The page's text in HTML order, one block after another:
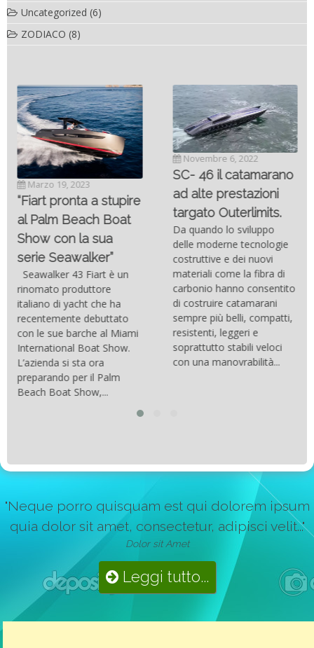
Uncategorized (6)
ZODIACO (8)
Marzo 19, 2023
“Fiart pronta a stupire
al Palm Beach Boat
Show con la sua
serie Seawalker”
Seawalker 43 Fiart è un
rinomato produttore
italiano di yacht che ha
recentemente debuttato
con le sue barche al Miami
International Boat Show.
L’azienda si sta ora
preparando per il Palm
Beach Boat Show,...
Novembre 6, 2022
SC- 46 il catamarano
ad alte prestazioni
targato Outerlimits.
Da quando lo sviluppo
delle moderne tecnologie
costruttive e dei nuovi
materiali come la fibra di
carbonio hanno consentito
di costruire catamarani
sempre più belli, compatti,
resistenti, leggeri e
soprattutto stabili veloci
con una manovrabilità...
"Neque porro quisquam est qui dolorem ipsum
quia dolor sit amet, consectetur, adipisci velit..."
Dolor sit Amet
Leggi tutto...